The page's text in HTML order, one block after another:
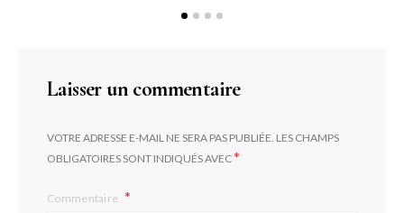
Laisser un commentaire
VOTRE ADRESSE E-MAIL NE SERA PAS PUBLIÉE. LES CHAMPS
OBLIGATOIRES SONT INDIQUÉS AVEC*
Commentaire